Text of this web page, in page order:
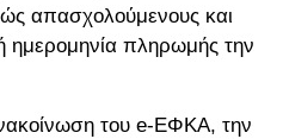
απασχολούμενους και
ημερομηνία πληρωμής την
του e-ΕΦΚΑ, την